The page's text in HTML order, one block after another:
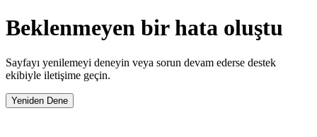
Beklenmeyen bir hata oluştu
Sayfayı yenilemeyi deneyin veya sorun devam ederse destek
ekibiyle iletişime geçin.
Yeniden Dene